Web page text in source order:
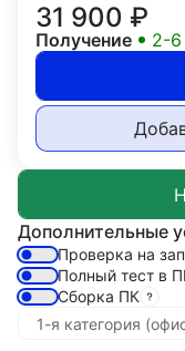
31 900 ₽
Получение
2-6
Дополнительные
Проверка на
Полный тест в
Сборка ПК